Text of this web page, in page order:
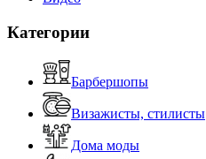
Категории
Барбершопы
Визажисты, стилисты
Дома моды